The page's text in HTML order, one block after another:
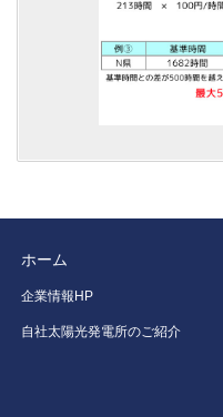
ホーム
企業情報HP
自社太陽光発電所のご紹介